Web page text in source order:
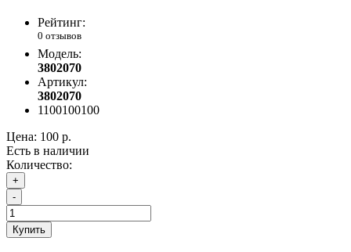
Рейтинг:
0 отзывов
Модель:
3802070
Артикул:
3802070
1100100100
Цена: 100 р.
Есть в наличии
Количество:
+
-
Купить